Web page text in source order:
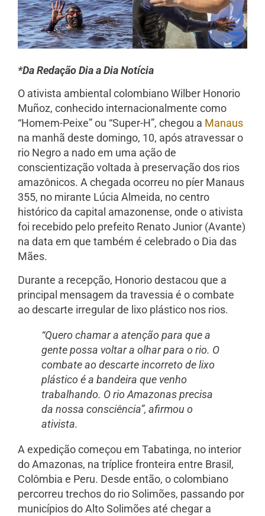
*Da Redação Dia a Dia Notícia
O ativista ambiental colombiano Wilber Honorio
Muñoz, conhecido internacionalmente como
“Homem-Peixe” ou “Super-H”, chegou a Manaus
na manhã deste domingo, 10, após atravessar o
rio Negro a nado em uma ação de
conscientização voltada à preservação dos rios
amazônicos. A chegada ocorreu no píer Manaus
355, no mirante Lúcia Almeida, no centro
histórico da capital amazonense, onde o ativista
foi recebido pelo prefeito Renato Junior (Avante)
na data em que também é celebrado o Dia das
Mães.
Durante a recepção, Honorio destacou que a
principal mensagem da travessia é o combate
ao descarte irregular de lixo plástico nos rios.
“Quero chamar a atenção para que a
gente possa voltar a olhar para o rio. O
combate ao descarte incorreto de lixo
plástico é a bandeira que venho
trabalhando. O rio Amazonas precisa
da nossa consciência”, afirmou o
ativista.
A expedição começou em Tabatinga, no interior
do Amazonas, na tríplice fronteira entre Brasil,
Colômbia e Peru. Desde então, o colombiano
percorreu trechos do rio Solimões, passando por
municípios do Alto Solimões até chegar a